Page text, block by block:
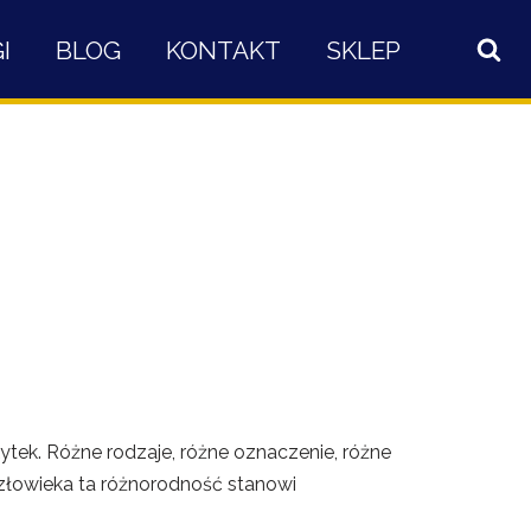
BLOG KONTAKT SKLEP
Różne rodzaje, różne oznaczenie, różne
ta różnorodność stanowi